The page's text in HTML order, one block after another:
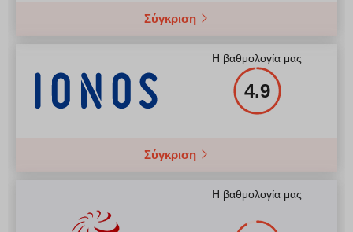
Σύγκριση
Η βαθμολογία μας
4.9
Σύγκριση
Η βαθμολογία μας